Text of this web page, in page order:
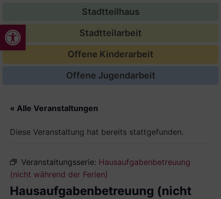
Werkzeugleiste öffnen
Stadtteilhaus
Stadtteilarbeit
Offene Kinderarbeit
Offene Jugendarbeit
« Alle Veranstaltungen
Diese Veranstaltung hat bereits stattgefunden.
Veranstaltungsserie: Hausaufgabenbetreuung
(nicht während der Ferien)
Hausaufgabenbetreuung (nicht